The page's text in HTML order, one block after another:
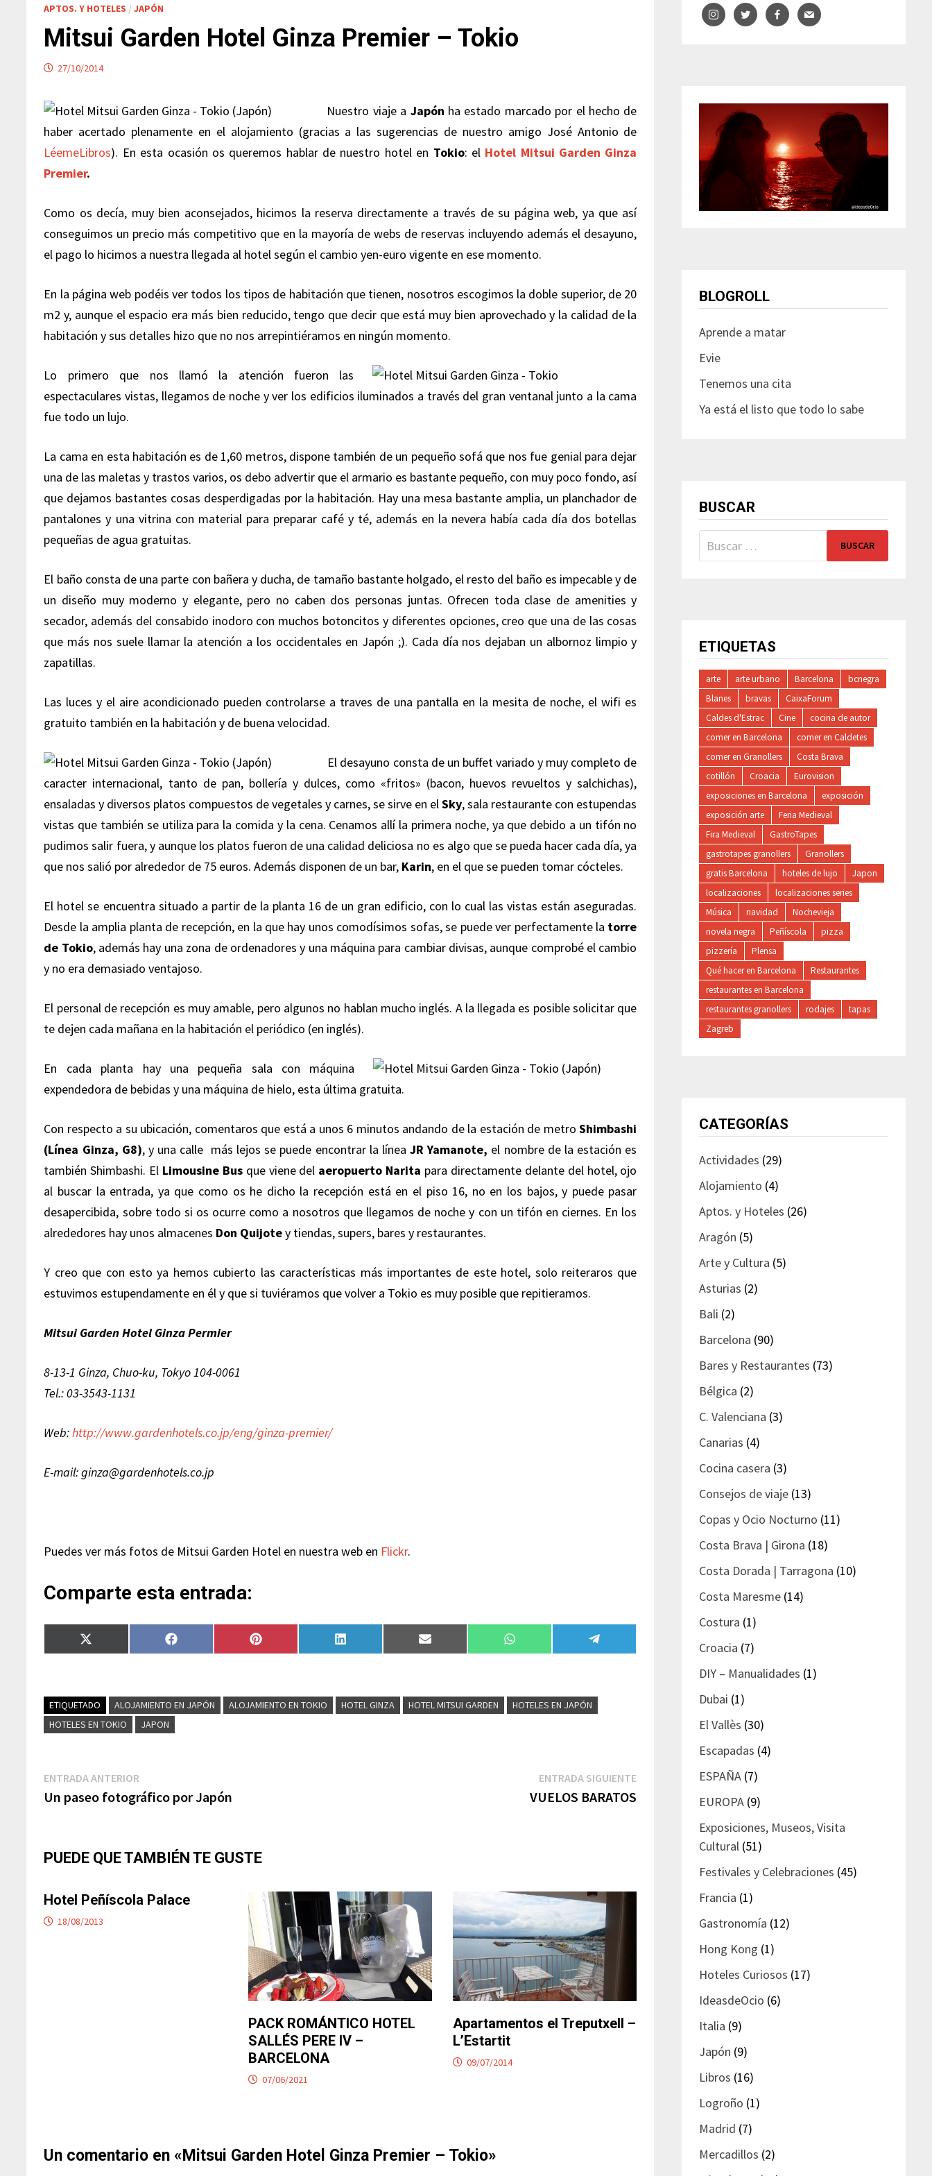
APTOS. Y HOTELES /JAPÓN
Mitsui Garden Hotel Ginza Premier – Tokio
27/10/2014
Nuestro viaje a Japón ha estado marcado por el hecho de
haber acertado plenamente en el alojamiento (gracias a las sugerencias de nuestro amigo José Antonio de
LéemeLibros). En esta ocasión os queremos hablar de nuestro hotel en Tokio: el Hotel Mitsui Garden Ginza
Premier.
Como os decía, muy bien aconsejados, hicimos la reserva directamente a través de su página web, ya que así
conseguimos un precio más competitivo que en la mayoría de webs de reservas incluyendo además el desayuno,
el pago lo hicimos a nuestra llegada al hotel según el cambio yen-euro vigente en ese momento.
En la página web podéis ver todos los tipos de habitación que tienen, nosotros escogimos la doble superior, de 20
m2 y, aunque el espacio era más bien reducido, tengo que decir que está muy bien aprovechado y la calidad de la
habitación y sus detalles hizo que no nos arrepintiéramos en ningún momento.
Lo primero que nos llamó la atención fueron las
espectaculares vistas, llegamos de noche y ver los edificios iluminados a través del gran ventanal junto a la cama
fue todo un lujo.
La cama en esta habitación es de 1,60 metros, dispone también de un pequeño sofá que nos fue genial para dejar
una de las maletas y trastos varios, os debo advertir que el armario es bastante pequeño, con muy poco fondo, así
que dejamos bastantes cosas desperdigadas por la habitación. Hay una mesa bastante amplia, un planchador de
pantalones y una vitrina con material para preparar café y té, además en la nevera había cada día dos botellas
pequeñas de agua gratuitas.
El baño consta de una parte con bañera y ducha, de tamaño bastante holgado, el resto del baño es impecable y de
un diseño muy moderno y elegante, pero no caben dos personas juntas. Ofrecen toda clase de amenities y
secador, además del consabido inodoro con muchos botoncitos y diferentes opciones, creo que una de las cosas
que más nos suele llamar la atención a los occidentales en Japón ;). Cada día nos dejaban un albornoz limpio y
zapatillas.
Las luces y el aire acondicionado pueden controlarse a traves de una pantalla en la mesita de noche, el wifi es
gratuito también en la habitación y de buena velocidad.
El desayuno consta de un buffet variado y muy completo de
caracter internacional, tanto de pan, bollería y dulces, como «fritos» (bacon, huevos revueltos y salchichas),
ensaladas y diversos platos compuestos de vegetales y carnes, se sirve en elSky, sala restaurante con estupendas
vistas que también se utiliza para la comida y la cena. Cenamos allí la primera noche, ya que debido a un tifón no
pudimos salir fuera, y aunque los platos fueron de una calidad deliciosa no es algo que se pueda hacer cada día, ya
que nos salió por alrededor de 75 euros. Además disponen de un bar, Karin, en el que se pueden tomar cócteles.
El hotel se encuentra situado a partir de la planta 16 de un gran edificio, con lo cual las vistas están aseguradas.
Desde la amplia planta de recepción, en la que hay unos comodísimos sofas, se puede ver perfectamente la torre
de Tokio, además hay una zona de ordenadores y una máquina para cambiar divisas, aunque comprobé el cambio
y no era demasiado ventajoso.
El personal de recepción es muy amable, pero algunos no hablan mucho inglés. A la llegada es posible solicitar que
te dejen cada mañana en la habitación el periódico (en inglés).
En cada planta hay una pequeña sala con máquina
expendedora de bebidas y una máquina de hielo, esta última gratuita.
Con respecto a su ubicación, comentaros que está a unos 6 minutos andando de la estación de metroShimbashi
(Línea Ginza, G8), y una calle más lejos se puede encontrar la líneaJR Yamanote, el nombre de la estación es
también Shimbashi. El Limousine Busque viene del aeropuerto Narita para directamente delante del hotel, ojo
al buscar la entrada, ya que como os he dicho la recepción está en el piso 16, no en los bajos, y puede pasar
desapercibida, sobre todo si os ocurre como a nosotros que llegamos de noche y con un tifón en ciernes. En los
alrededores hay unos almacenes Don Quijotey tiendas, supers, bares y restaurantes.
Y creo que con esto ya hemos cubierto las características más importantes de este hotel, solo reiteraros que
estuvimos estupendamente en él y que si tuviéramos que volver a Tokio es muy posible que repitieramos.
Mitsui Garden Hotel Ginza Permier
8-13-1 Ginza, Chuo-ku, Tokyo 104-0061
Tel.: 03-3543-1131
Web:http://www.gardenhotels.co.jp/eng/ginza-premier/
E-mail: ginza@gardenhotels.co.jp
Puedes ver más fotos de Mitsui Garden Hotel en nuestra web en Flickr.
Comparte esta entrada:
Compartir
en
Compartir
en
Compartir
en
Compartir
en
Compartir
en
Compartir
en
Compartir
en
ETIQUETADO ALOJAMIENTO EN JAPÓN ALOJAMIENTO EN TOKIO HOTEL GINZA HOTEL MITSUI GARDEN
HOTELES EN JAPÓN
HOTELES EN TOKIO
JAPON
Navegación
de
ENTRADA ANTERIOR
anterior:
Un paseo fotográfico por Japón
ENTRADA SIGUIENTEEntrada
VUELOS BARATOS
PUEDE QUE TAMBIÉN TE GUSTE
Hotel Peñíscola Palace
18/08/2013
PACK ROMÁNTICO HOTEL
SALLÉS PERE IV –
BARCELONA
07/06/2021
Apartamentos el Treputxell –
L’Estartit
09/07/2014
Un comentario en «Mitsui Garden Hotel Ginza Premier – Tokio»
BLOGROLL
Aprende a matar
Evie
Tenemos una cita
Ya está el listo que todo lo sabe
BUSCAR
Buscar:
ETIQUETAS
arte arte urbano Barcelona
bcnegra
Blanes
bravas
CaixaForum
Caldes d'Estrac
Cine
cocina de autor
comer en Barcelona
comer en Caldetes
comer en Granollers
Costa Brava
cotillón
Croacia
Eurovision
exposiciones en Barcelona
exposición
exposición arte
Feria Medieval
Fira Medieval
GastroTapes
gastrotapes granollers
Granollers
gratis Barcelona
hoteles de lujo
Japon
localizaciones
localizaciones series
Música
navidad
Nochevieja
novela negra
Peñíscola
pizza
pizzería
Plensa
Qué hacer en Barcelona
Restaurantes
restaurantes en Barcelona
restaurantes granollers
rodajes
tapas
Zagreb
CATEGORÍAS
Actividades (29)
Alojamiento (4)
Aptos. y Hoteles (26)
Aragón (5)
Arte y Cultura (5)
Asturias (2)
Bali (2)
Barcelona (90)
Bares y Restaurantes (73)
Bélgica (2)
C. Valenciana (3)
Canarias (4)
Cocina casera (3)
Consejos de viaje (13)
Copas y Ocio Nocturno (11)
Costa Brava | Girona (18)
Costa Dorada | Tarragona (10)
Costa Maresme (14)
Costura (1)
Croacia (7)
DIY – Manualidades (1)
Dubai (1)
El Vallès (30)
Escapadas (4)
ESPAÑA (7)
EUROPA (9)
Exposiciones, Museos, Visita
Cultural (51)
Festivales y Celebraciones (45)
Francia (1)
Gastronomía (12)
Hong Kong (1)
Hoteles Curiosos (17)
IdeasdeOcio (6)
Italia (9)
Japón (9)
Libros (16)
Logroño (1)
Madrid (7)
Mercadillos (2)